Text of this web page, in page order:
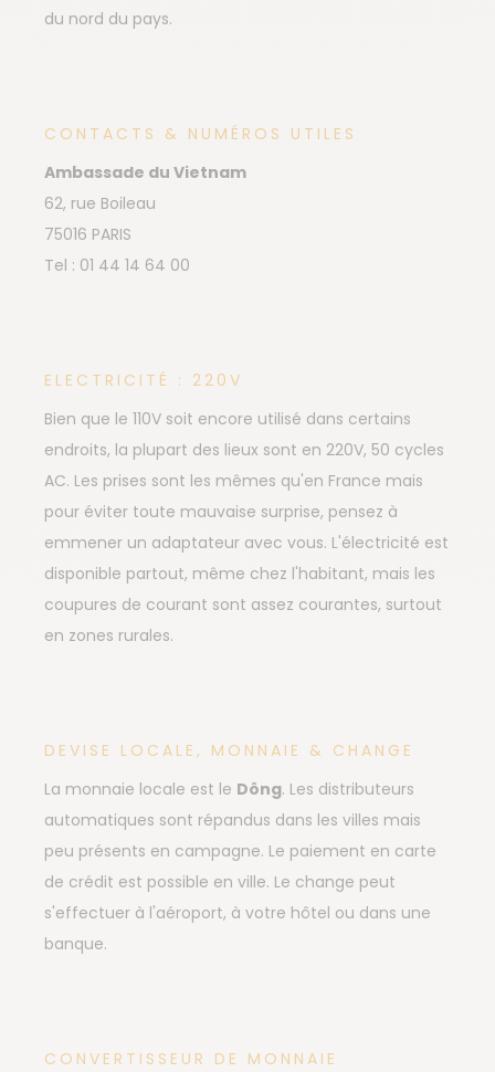
du nord du pays.
CONTACTS & NUMÉROS UTILES
Ambassade du Vietnam
62, rue Boileau
75016 PARIS
Tel : 01 44 14 64 00
ELECTRICITÉ : 220V
Bien que le 110V soit encore utilisé dans certains
endroits, la plupart des lieux sont en 220V, 50 cycles
AC. Les prises sont les mêmes qu'en France mais
pour éviter toute mauvaise surprise, pensez à
emmener un adaptateur avec vous. L'électricité est
disponible partout, même chez l'habitant, mais les
coupures de courant sont assez courantes, surtout
en zones rurales.
DEVISE LOCALE, MONNAIE & CHANGE
La monnaie locale est le Dông. Les distributeurs
automatiques sont répandus dans les villes mais
peu présents en campagne. Le paiement en carte
de crédit est possible en ville. Le change peut
s'effectuer à l'aéroport, à votre hôtel ou dans une
banque.
CONVERTISSEUR DE MONNAIE